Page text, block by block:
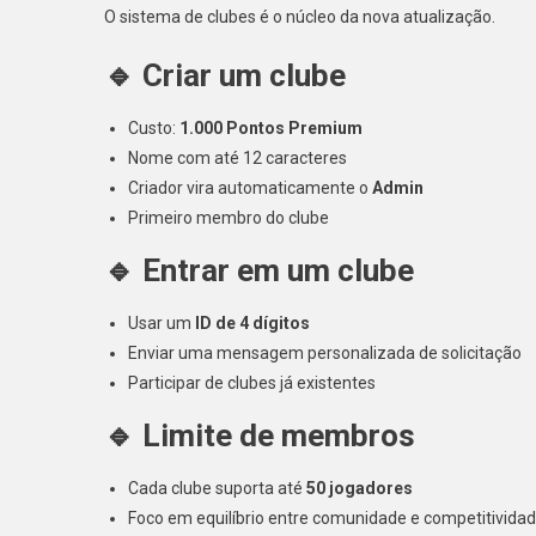
O sistema de clubes é o núcleo da nova atualização.
🔹 Criar um clube
Custo: 1.000 Pontos Premium
Nome com até 12 caracteres
Criador vira automaticamente o Admin
Primeiro membro do clube
🔹 Entrar em um clube
Usar um
ID de 4 dígitos
Enviar uma mensagem personalizada de solicitação
Participar de clubes já existentes
🔹 Limite de membros
Cada clube suporta até 50 jogadores
Foco em equilíbrio entre comunidade e